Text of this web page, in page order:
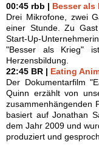
00:45 rbb | Besser als
Drei Mikrofone, zwei
einer Stunde. Zu
Start-Up-
"Besser als Krieg"
Herzensbildung.
22:45 BR | Eating
Der Dokumentarfilm
Quinn erzählt von
zusammenhängenden
basiert auf Jonathan
dem Jahr 2009 und
produziert und